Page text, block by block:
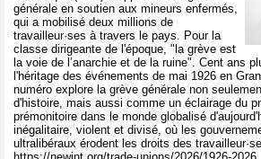
générale en soutien aux mineurs enfermés,
qui a mobilisé deux millions de
travailleur·ses à travers le pays. Pour la
classe dirigeante de l'époque, "la grève est
la voie de l’anarchie et de la ruine". Cent ans
l'héritage des événements de mai 1926 en
numéro explore la grève générale non
d'histoire, mais aussi comme un éclairage du
prémonitoire dans le monde globalisé
inégalitaire, violent et divisé, où les
ultralibéraux érodent les droits des